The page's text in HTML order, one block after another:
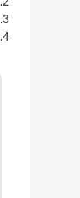
3.
4. کمپرسور آمریکایی COPELAND برای اطمینان از کیفیت شیر ​​به سرعت در یخچال نگهداری می شود.